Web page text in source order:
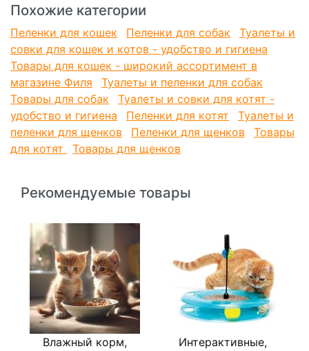
Пеленки не токсичны, изготовлены из экологически
чистых материалов, безвредных для окружающей среды.
Примеры использования гигиенических пеленок: дома для
лотка во время выставок во время долгих поездок во
время болезни животного
Размер: 60 см х 40 см.
Похожие категории
Пеленки для кошек Пеленки для собак
Туалеты и
совки для кошек и котов - удобство и гигиена
Товары для кошек - широкий ассортимент в
магазине Филя
Туалеты и пеленки для собак
Товары для собак
Туалеты и совки для котят -
удобство и гигиена
Пеленки для котят
Туалеты и
пеленки для щенков
Пеленки для щенков
Товары
для котят
Товары для щенков
Рекомендуемые товары
Влажный корм,
Интерактивные,